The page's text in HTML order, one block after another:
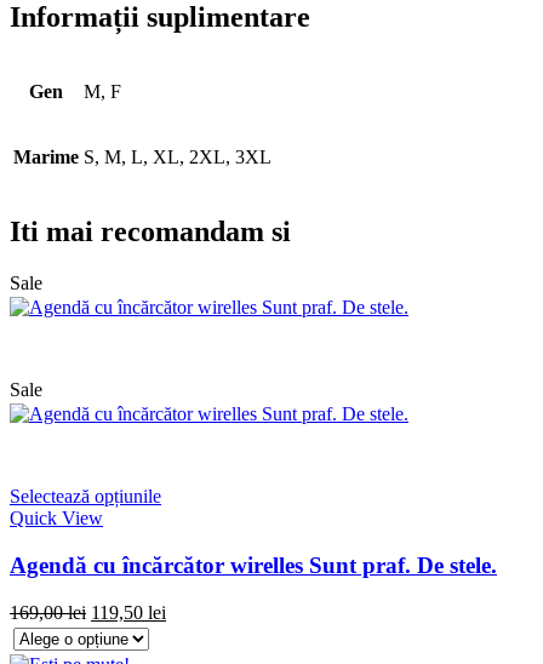
Informații suplimentare
Gen M, F
Marime S, M, L, XL, 2XL, 3XL
Iti mai recomandam si
Sale
Sale
Selectează opțiunile
Quick View
Agendă cu încărcător wirelles Sunt praf. De stele.
169,00lei 119,50 lei